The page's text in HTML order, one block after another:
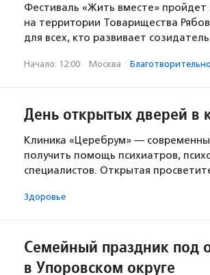
Фестиваль «Жить вместе» пройдет
на территории Товарищества
для всех, кто развивает
Начало: 12:00 · Москва ·
День открытых дверей в
Клиника «Церебрум» —
получить помощь психиатров,
специалистов. Открытая
Здоровье
Семейный праздник под
в Упоровском округе